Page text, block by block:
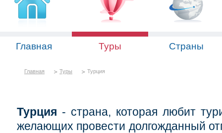
Главная Туры Страны
Главная Туры Турция
Турция - страна, которая любит
желающих провести долгожданный